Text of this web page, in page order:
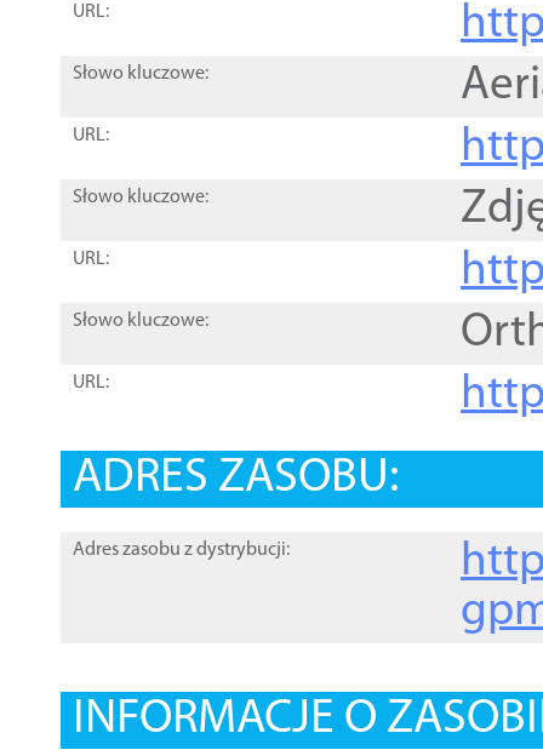
URL:
Słowo kluczowe:
URL:
Słowo kluczowe:
URL:
Słowo kluczowe:
URL:
ADRES ZASOBU:
Adres zasobu z dystrybucji:
INFORMACJE O